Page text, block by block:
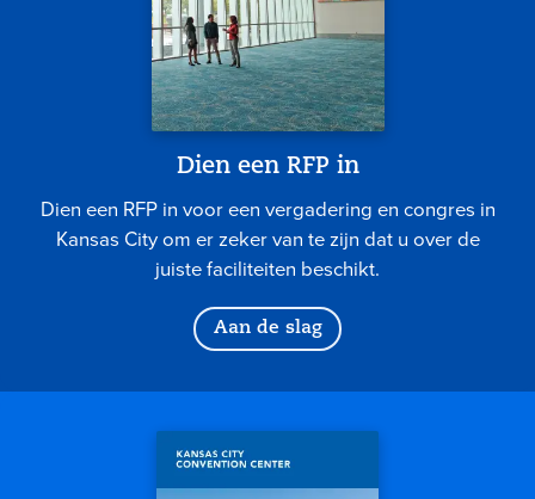
Dien een RFP in
Dien een RFP in voor een vergadering en congres in
Kansas City om er zeker van te zijn dat u over de
juiste faciliteiten beschikt.
Aan de slag